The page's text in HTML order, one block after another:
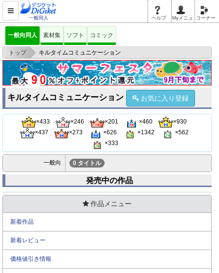
一般同人 ヘルプ Myメニュ コーナー
一般向同人 素材集 ソフト コミック
トップ > キルタイムコミュニケーション
キルタイムコミュニケーション お気に入り登録
×433 ×246 ×201 ×460
×930
×437
×273 ×626 ×1342
×562
×333
一般向 0 タイトル
発売中の作品
作品メニュー
新着作品
新着レビュー
価格値引き情報